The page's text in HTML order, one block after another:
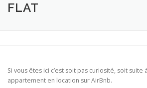
AIRBNB
FLAT
Si vous êtes ici c’est soit pas curiosité, soit
appartement en location sur AirBnb.